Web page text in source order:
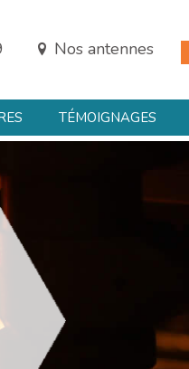
TÉMOIGNAGES
Nos antennes